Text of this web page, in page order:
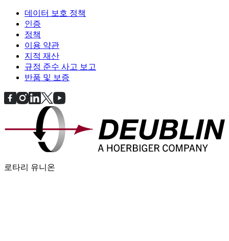
데이터 보호 정책
인증
정책
이용 약관
지적 재산
규정 준수 사고 보고
반품 및 보증
로타리 유니온